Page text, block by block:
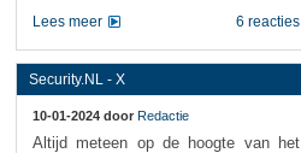
6 reacties
Lees meer
Security.NL - X
10-01-2024 door Redactie
Altijd meteen op de hoogte van het